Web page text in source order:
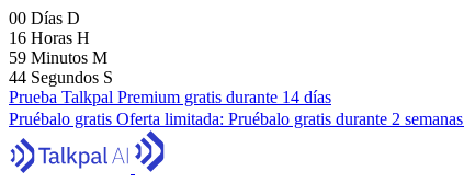
00 Días D
16 Horas H
59 Minutos M
43 Segundos S
Prueba Talkpal Premium gratis durante 14 días
Pruébalo gratis Oferta limitada: Pruébalo gratis durante 2 semanas